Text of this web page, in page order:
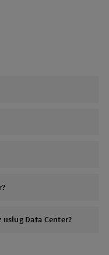
Data Center?